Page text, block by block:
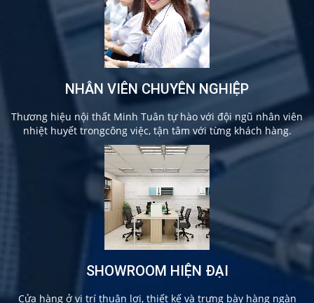
NHÂN VIÊN CHUYÊN NGHIỆP
Thương hiệu nội thất Minh Tuân tự hào với đội ngũ nhân viên
nhiệt huyết trongcông việc, tận tâm với từng khách hàng.
SHOWROOM HIỆN ĐẠI
Cửa hàng ở vị trí thuận lợi, thiết kế và trưng bày hàng ngàn